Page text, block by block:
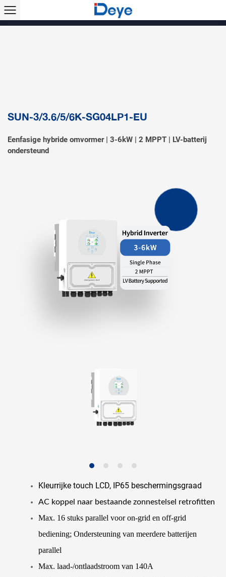
SUN-3/3.6/5/6K-SG04LP1-EU
Eenfasige hybride omvormer | 3-6kW | 2 MPPT | LV-batterij
ondersteund
Kleurrijke touch LCD, IP65 beschermingsgraad
AC koppel naar bestaande zonnestelsel retrofitten
Max. 16 stuks parallel voor on-grid en off-grid
bediening; Ondersteuning van meerdere batterijen
parallel
Max. laad-/ontlaadstroom van 140A